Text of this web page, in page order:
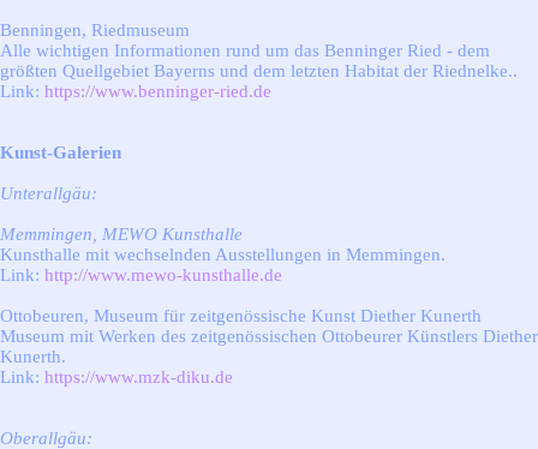
Benningen, Riedmuseum
Alle wichtigen Informationen rund um das Benninger Ried - dem
größten Quellgebiet Bayerns und dem letzten Habitat der Riednelke..
Link: https://www.benninger-ried.de
Kunst-Galerien
Unterallgäu:
Memmingen, MEWO Kunsthalle
Kunsthalle mit wechselnden Ausstellungen in Memmingen.
Link: http://www.mewo-kunsthalle.de
Ottobeuren, Museum für zeitgenössische Kunst Diether Kunerth
Museum mit Werken des zeitgenössischen Ottobeurer Künstlers Diether
Kunerth.
Link: https://www.mzk-diku.de
Oberallgäu: